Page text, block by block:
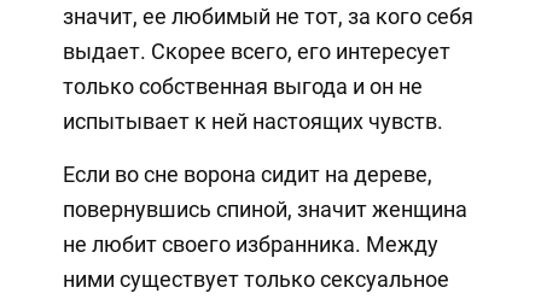
значит, ее любимый не тот, за кого себя
выдает. Скорее всего, его интересует
только собственная выгода и он не
испытывает к ней настоящих чувств.
Если во сне ворона сидит на дереве,
повернувшись спиной, значит женщина
не любит своего избранника. Между
ними существует только сексуальное